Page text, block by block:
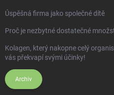
Úspěšná firma jako společné dítě
Proč je nezbytné dostatečné
Kolagen, který nakopne celý
vás překvapí svými účinky!
Archiv